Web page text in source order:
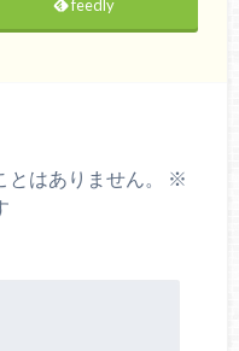
feedly
はありません。
※